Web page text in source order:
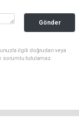
Gönder
ilgili doğrudan veya
sorumlu tutulamaz.